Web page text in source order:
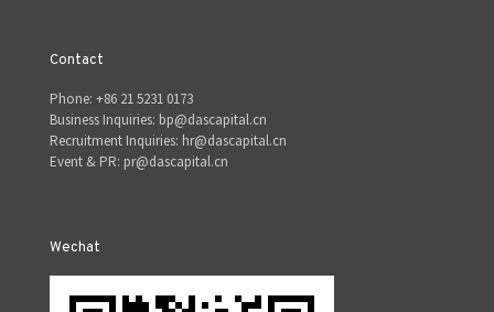
Contact
Phone: +86 21 5231 0173
Business Inquiries: bp@dascapital.cn
Recruitment Inquiries: hr@dascapital.cn
Event & PR: pr@dascapital.cn
Wechat